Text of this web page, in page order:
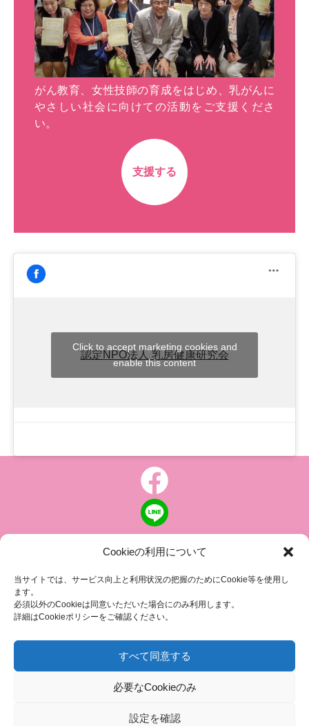
Cookieの利用について
当サイトでは、サービス向上と利用状況の把握のためにCookie等を使用し
ます。
必須以外のCookieは同意いただいた場合にのみ利用します。
詳細はCookieポリシーをご確認ください。
すべて同意する
必要なCookieのみ
設定を確認
がん教育、女性技師の育成をはじめ、乳がんに
やさしい社会に向けての活動をご支援くださ
い。
支援する
認定NPO法人 乳房健康研究会
Click to accept marketing cookies and
enable this content
個人情報について | 特定商取引の表記
認定NPO法人 乳房健康研究会
築地ホワイトビル 1002
TEL.03-6278-8720(平日 10:00 ~ 17:00)
FAX.03-3545-6545
info@breastcare.jp